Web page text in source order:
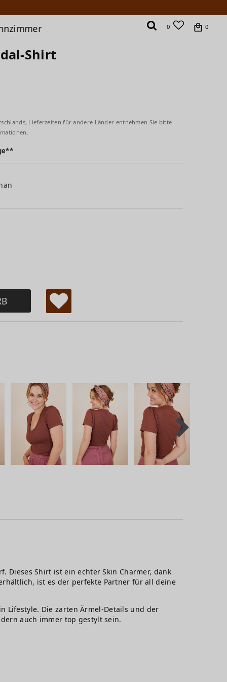
0 0
Shirt
Lieferzeiten für andere Länder entnehmen Sie bitte
W
te
Dieses Shirt ist ein echter Skin Charmer, dank
ist es der perfekte Partner für all deine
Lifestyle. Die zarten Ärmel-Details und der
auch immer top gestylt sein.